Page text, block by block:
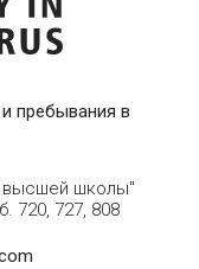
пребывания в
высшей школы"
720, 727, 808